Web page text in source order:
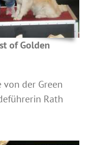
of Golden
von der Green
Rath